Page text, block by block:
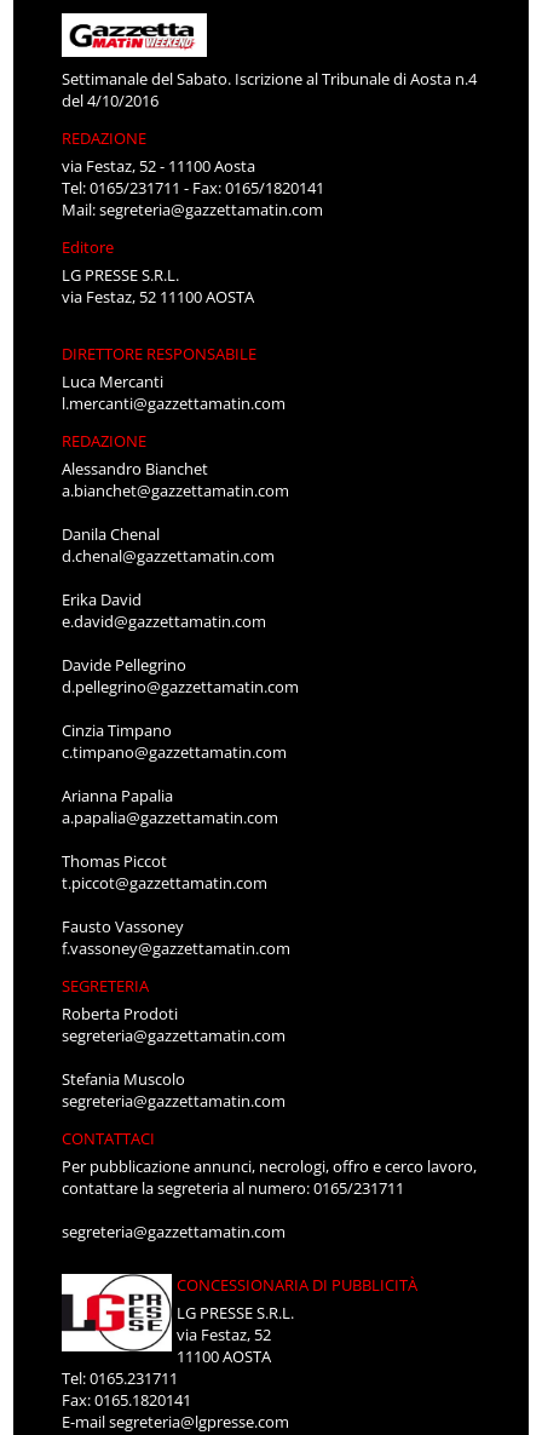
Settimanale del Sabato. Iscrizione al Tribunale di Aosta n.4
del 4/10/2016
REDAZIONE
via Festaz, 52 - 11100 Aosta
Tel: 0165/231711 - Fax: 0165/1820141
Mail:segreteria@gazzettamatin.com
Editore
LG PRESSE S.R.L.
via Festaz, 52 11100 AOSTA
DIRETTORE RESPONSABILE
Luca Mercanti
l.mercanti@gazzettamatin.com
REDAZIONE
Alessandro Bianchet
a.bianchet@gazzettamatin.com
Danila Chenal
d.chenal@gazzettamatin.com
Erika David
e.david@gazzettamatin.com
Davide Pellegrino
d.pellegrino@gazzettamatin.com
Cinzia Timpano
c.timpano@gazzettamatin.com
Arianna Papalia
a.papalia@gazzettamatin.com
Thomas Piccot
t.piccot@gazzettamatin.com
Fausto Vassoney
f.vassoney@gazzettamatin.com
SEGRETERIA
Roberta Prodoti
segreteria@gazzettamatin.com
Stefania Muscolo
segreteria@gazzettamatin.com
CONTATTACI
Per pubblicazione annunci, necrologi, offro e cerco lavoro,
contattare la segreteria al numero: 0165/231711
segreteria@gazzettamatin.com
CONCESSIONARIA DI PUBBLICITÀ
LG PRESSE S.R.L.
via Festaz, 52
11100 AOSTA
Tel: 0165.231711
Fax: 0165.1820141
E-mailsegreteria@lgpresse.com